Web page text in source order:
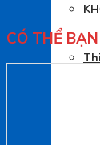
CÓ THỂ